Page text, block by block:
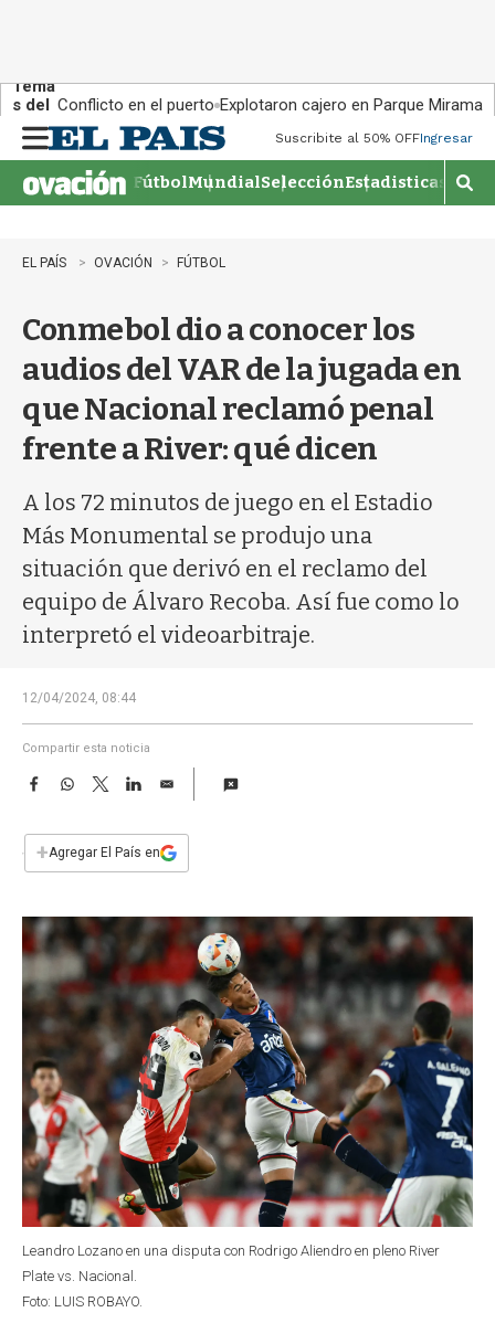
Tema
s del
día:
Conflicto en el puerto Explotaron cajero en Parque Miramar
n
u
Suscribite al 50% OFFIngresar
FútbolMundialSelecciónEstadisticas
M
o
EL PAÍS OVACIÓN FÚTBOL
Conmebol dio a conocer los
audios del VAR de la jugada en
que Nacional reclamó penal
frente a River: qué dicen
A los 72 minutos de juego en el Estadio
Más Monumental se produjo una
situación que derivó en el reclamo del
equipo de Álvaro Recoba. Así fue como lo
interpretó el videoarbitraje.
12/04/2024, 08:44
Compartir esta noticia
F
e
b
k
W
s
p
T
w
t
L
n
E
i
l
+Agregar El País en
Leandro Lozano en una disputa con Rodrigo Aliendro en pleno River
Plate vs. Nacional.
Foto: LUIS ROBAYO.